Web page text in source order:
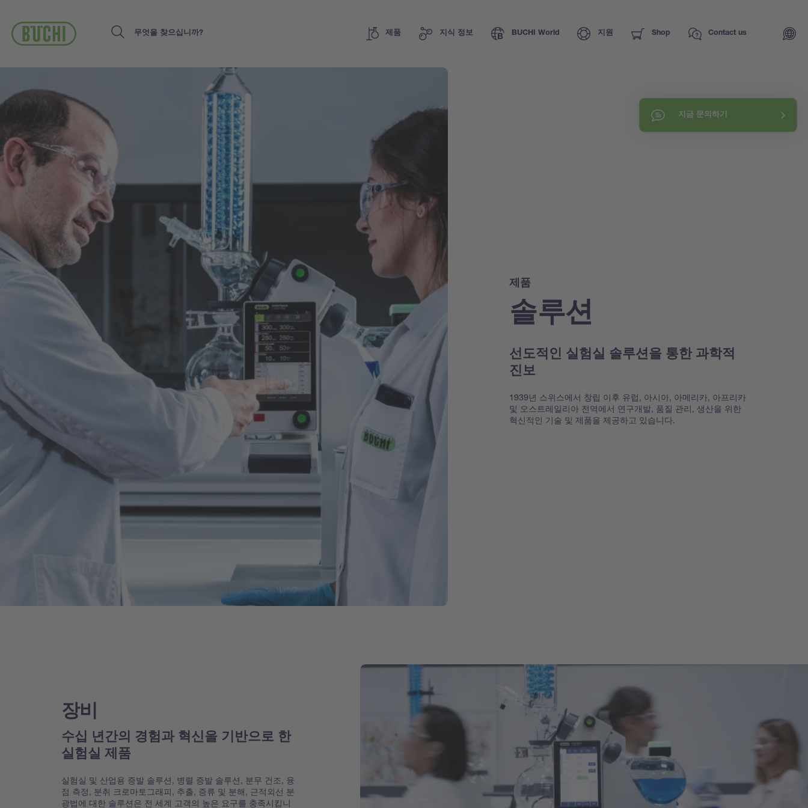
뛰
기
Search
제품 지식 정보 BUCHI World 지원 Shop Contact us
지금 문의하기
제품
솔루션
선도적인 실험실 솔루션을 통한 과학적
진보
1939년 스위스에서 창립 이후 유럽, 아시아, 아메리카, 아프리카
및 오스트레일리아 전역에서 연구개발, 품질 관리, 생산을 위한
혁신적인 기술 및 제품을 제공하고 있습니다.
장비
수십 년간의 경험과 혁신을 기반으로 한
실험실 제품
실험실 및 산업용 증발 솔루션, 병렬 증발 솔루션, 분무 건조, 융
점 측정, 분취 크로마토그래피, 추출, 증류 및 분해, 근적외선 분
광법에 대한 솔루션은 전 세계 고객의 높은 요구를 충족시킵니